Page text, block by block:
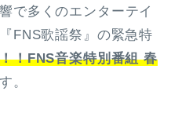
で多くのエンターテイ
FNS歌謡祭』の緊急特
！FNS音楽特別番組 春
。